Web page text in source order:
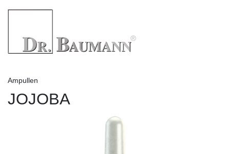
Ampullen
JOJOBA